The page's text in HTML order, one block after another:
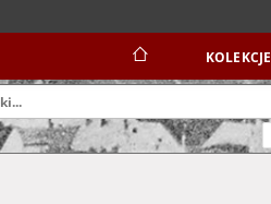
KOLEKCJE